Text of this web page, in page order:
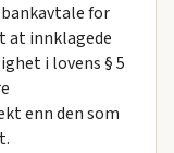
for
at innklagede
i lovens § 5
enn den som